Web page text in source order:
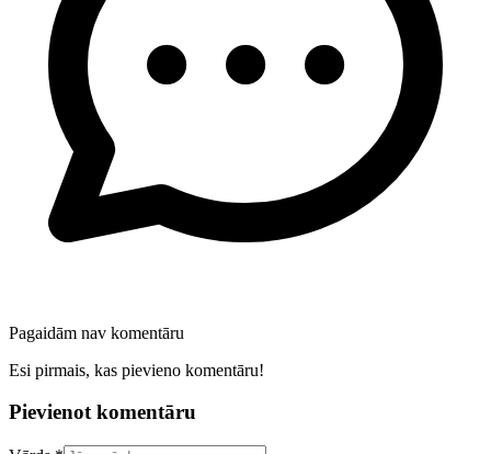
Pagaidām nav komentāru
Esi pirmais, kas pievieno komentāru!
Pievienot komentāru